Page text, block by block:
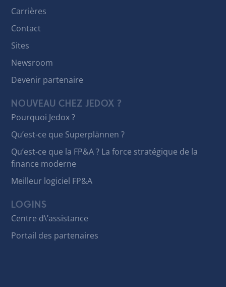
Carrières
Contact
Sites
Newsroom
Devenir partenaire
NOUVEAU CHEZ JEDOX ?
Pourquoi Jedox ?
Qu’est-ce que Superplännen ?
Qu’est-ce que la FP&A ? La force stratégique de la
finance moderne
Meilleur logiciel FP&A
LOGINS
Centre d\’assistance
Portail des partenaires